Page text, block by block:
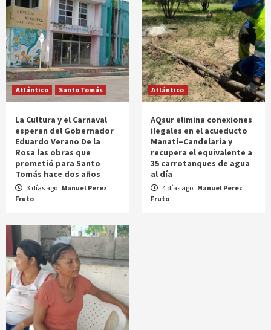
Atlántico Santo Tomás
La Cultura y el Carnaval
esperan del Gobernador
Eduardo Verano De la
Rosa las obras que
prometió para Santo
Tomás hace dos años
3 días ago Manuel Perez
Fruto
Atlántico
AQsur elimina conexiones
ilegales en el acueducto
Manatí–Candelaria y
recupera el equivalente a
35 carrotanques de agua
al día
4 días ago Manuel Perez
Fruto